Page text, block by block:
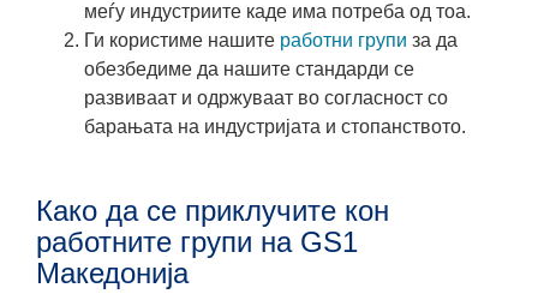
меѓу индустриите каде има потреба од тоа.
Ги користиме нашите работни групи за да
обезбедиме да нашите стандарди се
развиваат и одржуваат во согласност со
барањата на индустријата и стопанството.
Како да се приклучите кон
работните групи на GS1
Македонија